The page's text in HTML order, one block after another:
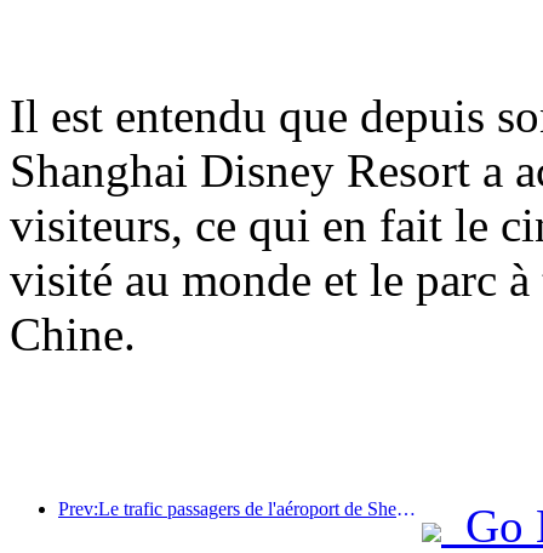
Il est entendu que depuis
Shanghai Disney Resort a
visiteurs, ce qui en fait le
visité au monde et le parc
Chine.
Prev:Le trafic passagers de l'aéroport de Shenzhen a dépassé les 3 millions cette année, établissant un nouveau record pour la même période.
Go